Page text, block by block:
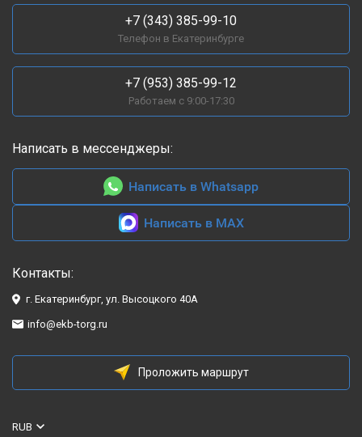
+7 (343) 385-99-10
Телефон в Екатеринбурге
+7 (953) 385-99-12
Работаем с 9:00-17:30
Написать в мессенджеры:
Написать в Whatsapp
Написать в MAX
Контакты:
г. Екатеринбург, ул. Высоцкого 40А
info@ekb-torg.ru
Проложить маршрут
RUB